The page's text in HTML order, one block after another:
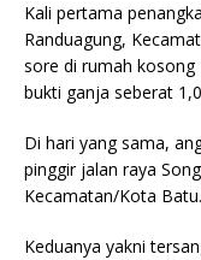
Kali pertama
Randuagung,
sore di rumah kosong
bukti ganja seberat
Di hari yang sama,
pinggir jalan raya
Kecamatan/Kota Batu.
Keduanya yakni